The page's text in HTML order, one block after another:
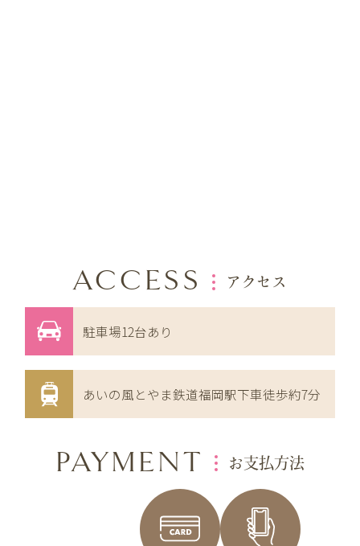
ACCESS アクセス
駐車場12台あり
あいの風とやま鉄道福岡駅下車徒歩約7分
PAYMENT お支払方法